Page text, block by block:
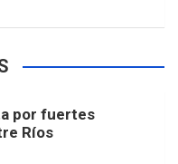
por fuertes
Ríos